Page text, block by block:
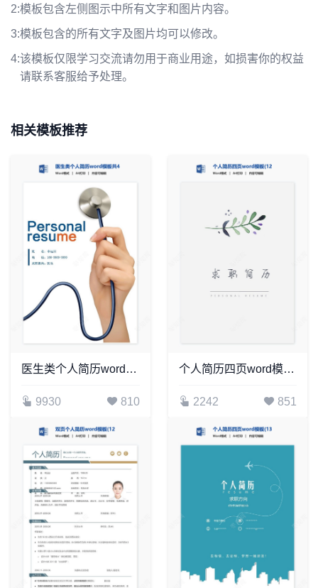
2:模板包含左侧图示中所有文字和图片内容。
3:模板包含的所有文字及图片均可以修改。
4:该模板仅限学习交流请勿用于商业用途，如损害你的权益
请联系客服给予处理。
相关模板推荐
医生类个人简历word模板共4页(9)
9930 810
个人简历四页word模板(12)
2242 851